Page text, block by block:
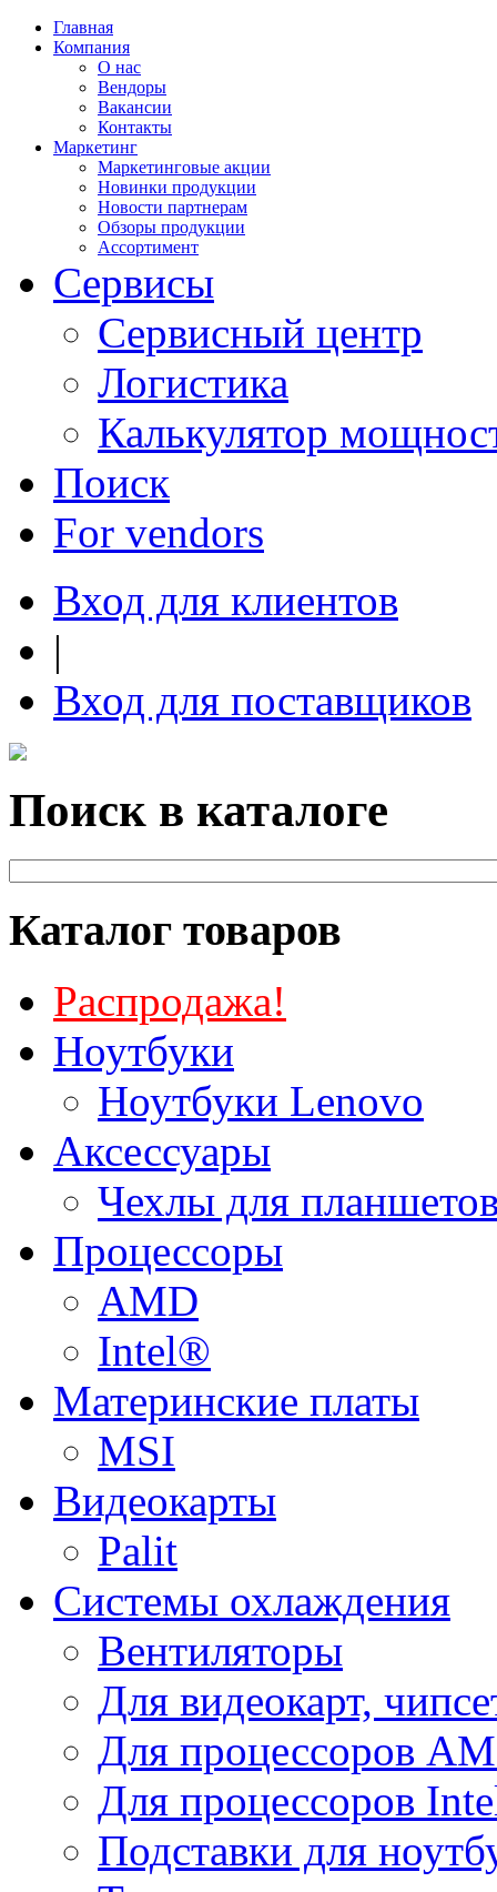
Главная
Компания
О нас
Вендоры
Вакансии
Контакты
Маркетинг
Маркетинговые акции
Новинки продукции
Новости партнерам
Обзоры продукции
Ассортимент
Сервисы
Сервисный центр
Логистика
Калькулятор
Поиск
For vendors
Вход для клиентов
|
Вход для поставщиков
Поиск в каталоге
Каталог товаров
Распродажа!
Ноутбуки
Ноутбуки Lenovo
Аксессуары
Чехлы для
Процессоры
AMD
Intel®
Материнские платы
MSI
Видеокарты
Palit
Системы охлаждения
Вентиляторы
Для видеокарт,
Для процессоров
Для процессоров
Подставки для